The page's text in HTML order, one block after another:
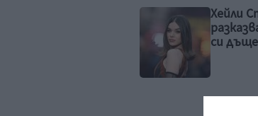
Идилия
Рахал